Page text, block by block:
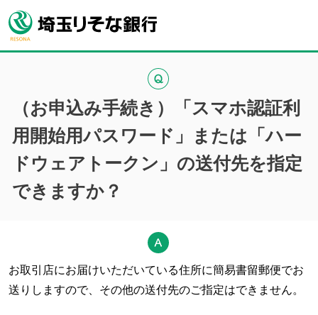
（お申込み手続き）「スマホ認証利
用開始用パスワード」または「ハー
ドウェアトークン」の送付先を指定
できますか？
お取引店にお届けいただいている住所に簡易書留郵便でお
送りしますので、その他の送付先のご指定はできません。